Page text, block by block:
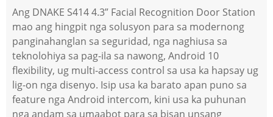
Ang DNAKE S414 4.3” Facial Recognition Door Station
mao ang hingpit nga solusyon para sa modernong
panginahanglan sa seguridad, nga naghiusa sa
teknolohiya sa pag-ila sa nawong, Android 10
flexibility, ug multi-access control sa usa ka hapsay ug
lig-on nga disenyo. Isip usa ka barato apan puno sa
feature nga Android intercom, kini usa ka puhunan
nga andam sa umaabot para sa bisan unsang